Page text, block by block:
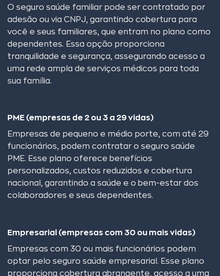
O seguro saúde familiar pode ser contratado por
adesão ou via CNPJ, garantindo cobertura para
você e seus familiares, que entram no plano como
dependentes. Essa opção proporciona
tranquilidade e segurança, assegurando acesso a
uma rede ampla de serviços médicos para toda
sua família.
PME (empresas de 2 ou 3 a 29 vidas)
Empresas de pequeno e médio porte, com até 29
funcionários, podem contratar o seguro saúde
PME. Esse plano oferece benefícios
personalizados, custos reduzidos e cobertura
nacional, garantindo a saúde e o bem-estar dos
colaboradores e seus dependentes.
Empresarial (empresas com 30 ou mais vidas)
Empresas com 30 ou mais funcionários podem
optar pelo seguro saúde empresarial. Esse plano
proporciona cobertura abrangente, acesso a uma